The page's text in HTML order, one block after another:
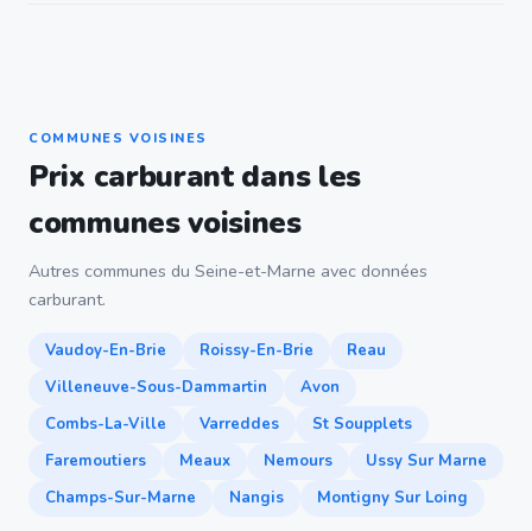
COMMUNES VOISINES
Prix carburant dans les
communes voisines
Autres communes du Seine-et-Marne avec données
carburant.
Vaudoy-En-Brie Roissy-En-Brie
Reau
Villeneuve-Sous-Dammartin
Avon
Combs-La-Ville
Varreddes
St Soupplets
Faremoutiers
Meaux Nemours
Ussy Sur Marne
Champs-Sur-Marne
Nangis Montigny Sur Loing